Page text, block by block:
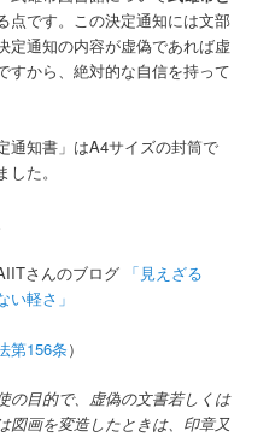
点です。この決定通知には文部
定通知の内容が虚偽であれば虚
すから、絶対的な自信を持って
通知書」はA4サイズの封筒で
た。
さんのブログ 「見えざる
軽さ」
第156条）
の目的で、虚偽の文書若しくは
図画を変造したときは、印章又